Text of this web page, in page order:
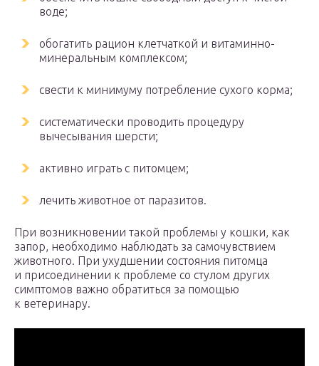
воде;
обогатить рацион клетчаткой и витаминно-
минеральным комплексом;
свести к минимуму потребление сухого корма;
систематически проводить процедуру
вычесывания шерсти;
активно играть с питомцем;
лечить животное от паразитов.
При возникновении такой проблемы у кошки, как
запор, необходимо наблюдать за самочувствием
животного. При ухудшении состояния питомца
и присоединении к проблеме со стулом других
симптомов важно обратиться за помощью
к ветеринару.